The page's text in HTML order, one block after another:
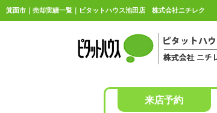
箕面市｜売却実績一覧｜ピタットハウス池田店 株式会社ニチレク
来店予約